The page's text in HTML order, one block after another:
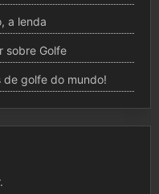
a lenda
sobre Golfe
de golfe do mundo!